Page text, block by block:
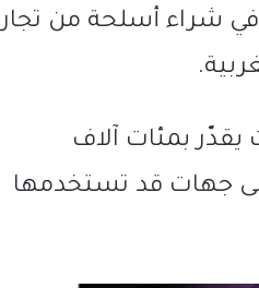
شراء أسلحة من تجار
يقدّر بمئات آلاف
جهات قد تستخدمها